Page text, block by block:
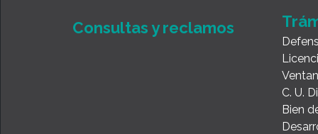
Consultas y reclamos
C. U.
Bien